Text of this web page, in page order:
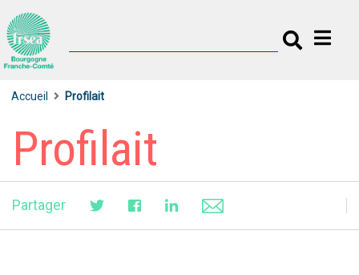
Accueil Profilait
Profilait
Partager